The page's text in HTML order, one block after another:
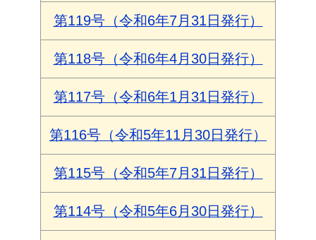
第119号（令和6年7月31日発行）
第118号（令和6年4月30日発行）
第117号（令和6年1月31日発行）
第116号（令和5年11月30日発行）
第115号（令和5年7月31日発行）
第114号（令和5年6月30日発行）